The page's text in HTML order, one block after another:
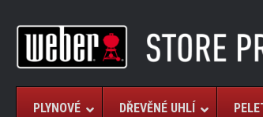
PLYNOVÉ DŘEVĚNÉ UHLÍ